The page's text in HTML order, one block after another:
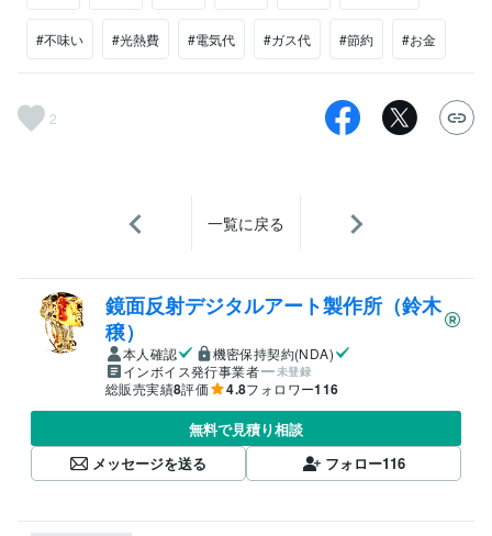
#不味い #光熱費 #電気代 #ガス代 #節約 #お金
2
一覧に戻る
鏡面反射デジタルアート製作所（鈴木
穣）
本人確認
機密保持契約(NDA)
インボイス発行事業者
未登録
総販売実績8評価 4.8フォロワー116
無料で見積り相談
メッセージを送る
フォロー116